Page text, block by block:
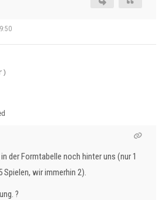
der Formtabelle noch hinter uns (nur 1
wir immerhin 2).
?